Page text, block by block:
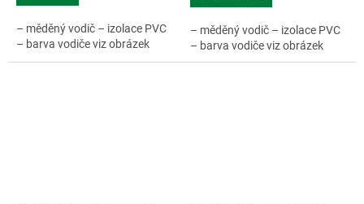
– měděný vodič – izolace PVC
– barva vodiče viz obrázek
– měděný vodič – izolace PVC
– barva vodiče viz obrázek